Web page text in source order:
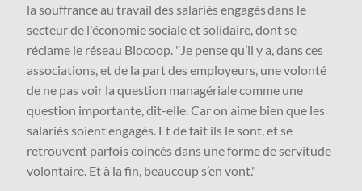
la souffrance au travail des salariés engagés dans le
secteur de l'économie sociale et solidaire, dont se
réclame le réseau Biocoop. "Je pense qu’il y a, dans ces
associations, et de la part des employeurs, une volonté
de ne pas voir la question managériale comme une
question importante, dit-elle. Car on aime bien que les
salariés soient engagés. Et de fait ils le sont, et se
retrouvent parfois coincés dans une forme de servitude
volontaire. Et à la fin, beaucoup s’en vont."